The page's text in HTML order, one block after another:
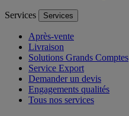
Services Services
Après-vente
Livraison
Solutions Grands Comptes
Service Export
Demander un devis
Engagements qualités
Tous nos services